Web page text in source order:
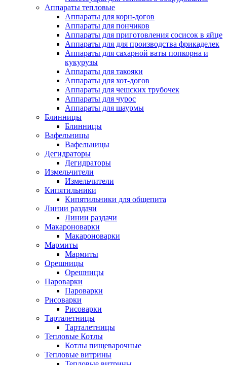
Аппараты тепловые
Аппараты для корн-догов
Аппараты для пончиков
Аппараты для приготовления сосисок в яйце
Аппараты для для производства фрикаделек
Аппараты для сахарной ваты попкорна и
кукурузы
Аппараты для такояки
Аппараты для хот-догов
Аппараты для чешских трубочек
Аппараты для чурос
Аппараты для шаурмы
Блинницы
Блинницы
Вафельницы
Вафельницы
Дегидраторы
Дегидраторы
Измельчители
Измельчители
Кипятильники
Кипятильники для общепита
Линии раздачи
Линии раздачи
Макароноварки
Макароноварки
Мармиты
Мармиты
Орешницы
Орешницы
Пароварки
Пароварки
Рисоварки
Рисоварки
Тарталетницы
Тарталетницы
Тепловые Котлы
Котлы пищеварочные
Тепловые витрины